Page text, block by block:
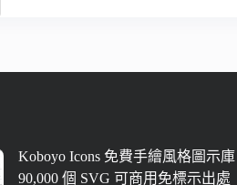
Koboyo Icons 免費手繪風格圖示庫
90,000 個 SVG 可商用免標示出處